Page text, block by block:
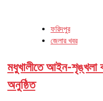
ফরিদপুর
জেলার খবর
মধুখালীতে আইন-শৃঙ্খলা
অনুষ্ঠিত